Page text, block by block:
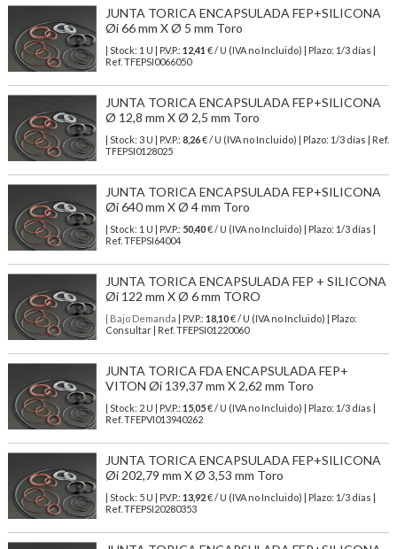
JUNTA TORICA ENCAPSULADA FEP+SILICONA
Øi 66 mm X Ø 5 mm Toro
| Stock: 1 U | P.V.P.: 12,41 €/ U (IVA no Incluido)
| Plazo: 1/3 días |
Ref. TFEPSI0066050
JUNTA TORICA ENCAPSULADA FEP+SILICONA
Ø 12,8 mm X Ø 2,5 mm Toro
| Stock: 3 U | P.V.P.: 8,26€/ U (IVA no Incluido)
| Plazo: 1/3 días | Ref.
TFEPSI0128025
JUNTA TORICA ENCAPSULADA FEP+SILICONA
Øi 640 mm X Ø 4 mm Toro
| Stock: 1 U | P.V.P.: 50,40€/ U (IVA no Incluido)
| Plazo: 1/3 días |
Ref. TFEPSI64004
JUNTA TORICA ENCAPSULADA FEP + SILICONA
Øi 122 mm X Ø 6 mm TORO
| Bajo Demanda | P.V.P.: 18,10€ / U (IVA no Incluido) | Plazo:
Consultar | Ref. TFEPSI01220060
JUNTA TORICA FDA ENCAPSULADA FEP+
VITON Øi 139,37 mm X 2,62 mm Toro
| Stock: 2 U | P.V.P.: 15,05€/ U (IVA no Incluido)
| Plazo: 1/3 días |
Ref. TFEPVI013940262
JUNTA TORICA ENCAPSULADA FEP+SILICONA
Øi 202,79 mm X Ø 3,53 mm Toro
| Stock: 5 U | P.V.P.: 13,92€/ U (IVA no Incluido)
| Plazo: 1/3 días |
Ref. TFEPSI20280353